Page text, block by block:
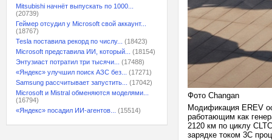
Mitsubishi начнёт выпускать по 1000...
(20739)
Геймер отсудил у Microsoft свой аккаунт...
(18767)
Tesla поставила рекорд по числу...
(18423)
Microsoft представила ИИ, который...
(18154)
Энтузиаст потратил три тысячи...
(17488)
«Яндекс» улучшил поиск АЗС без...
(17271)
Samsung рассчитывает запустить...
(17042)
Microsoft и Mistral обменяются моделями...
(16794)
«Яндекс» посадил ИИ-агентов...
(15514)
Фото Changan
Модификация EREV
работающим как
2120 км по циклу
зарядке током 3C